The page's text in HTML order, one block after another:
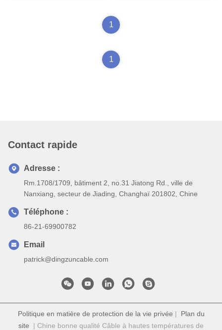
1
1
Contact rapide
Adresse :
Rm.1708/1709, bâtiment 2, no.31 Jiatong Rd., ville de
Nanxiang, secteur de Jiading, Changhaï 201802, Chine
Téléphone :
86-21-69900782
Email
patrick@dingzuncable.com
Politique en matière de protection de la vie privée | Plan du
site | Chine bonne qualité Câble à hautes températures de